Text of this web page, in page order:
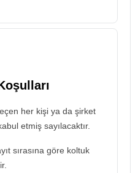
her kişi ya da şirket
etmiş sayılacaktır.
sırasına göre koltuk